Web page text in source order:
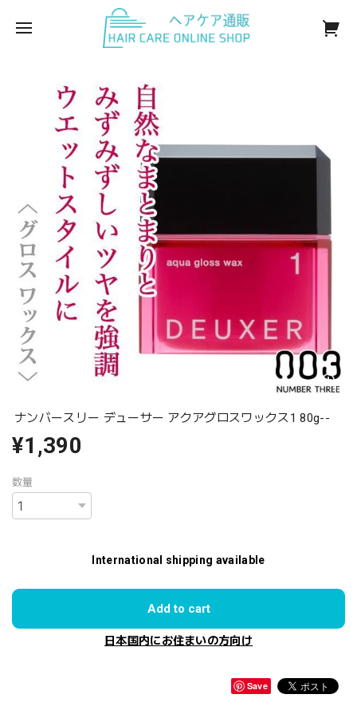
ナンバースリー デューサー アクアグロスワックス1 80g--
¥1,390
数量
International shipping available
Add to cart
日本国内にお住まいの方向け
Save